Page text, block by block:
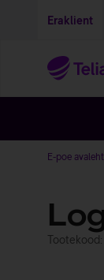
Eraklient
E-poe avaleht